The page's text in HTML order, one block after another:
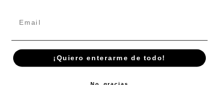
© 2026,En Copa de Balón Powered by Shopify
Disfruta con responsabilidad · No se vende alcohol a menores de 18 años ·
¡Quiero enterarme de todo!